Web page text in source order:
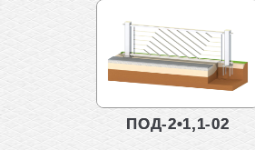
ПОД-2•1,1-02